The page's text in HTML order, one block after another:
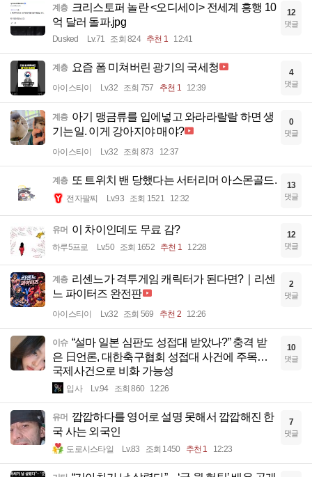
계층 크리스토퍼 놀란 <오디세이> 전세계 흥행 10
억 달러 돌파.jpg
Dusked Lv.71 조회 824 추천 1 12:41
12
댓글
계층 요즘 폼 미쳐버린 광기의 국세청
아이스티이 Lv.32 조회 757 추천 1 12:39
4
댓글
계층 아기 맹금류를 입에넣고 와라라랄랄 하면 생
기는일. 이게 강아지야 매야?
아이스티이 Lv.32 조회 873 12:37
0
댓글
계층 또 트위치 밴 당했다는 서터리머 아스몬골드.
전자팔찌 Lv.93 조회 1521 12:32
13
댓글
유머 이 차이인데도 무료 감?
하루5프로 Lv.50 조회 1652 추천 1 12:28
12
댓글
계층 리센느가 격투게임 캐릭터가 된다면?｜리센
느 파이터즈 완전판
아이스티이 Lv.32 조회 569 추천 2 12:26
2
댓글
이슈 “설마 일본 심판도 성접대 받았나?” 충격 받
은 日언론, 대한축구협회 성접대 사건에 주목…
국제사건으로 비화 가능성
입사 Lv.94 조회 860 12:26
10
댓글
유머 깝깝하다를 영어로 설명 못해서 깝깝해진 한
국 사는 외국인
도로시스타일 Lv.83 조회 1450 추천 1 12:23
7
댓글